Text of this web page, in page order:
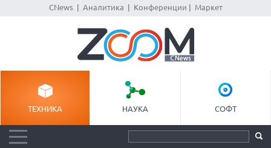
CNews| Аналитика Конференции Маркет
ТЕХНИКА НАУКА СОФТ